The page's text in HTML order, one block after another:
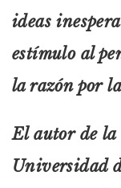
ideas
estímulo al
la razón por
El autor de la
Universidad